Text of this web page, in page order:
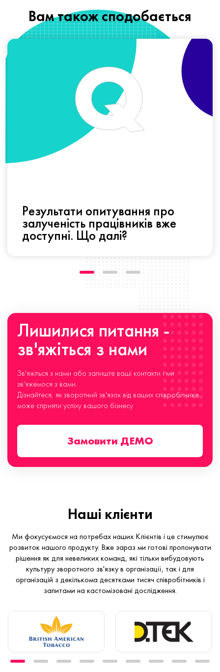
Вам також сподобається
Результати опитування про
залученість працівників вже
доступні. Що далі?
Лишилися питання -
зв'яжіться з нами
Зв'яжіться з нами або залиште ваші контакти і ми
зв'яжемося з вами.
Дізнайтеся, як зворотний зв'язок від ваших співробітників
може сприяти успіху вашого бізнесу
Замовити ДЕМО
Наші клієнти
Ми фокусуємося на потребах наших Клієнтів і це стимулює
розвиток нашого продукту. Вже зараз ми готові пропонувати
рішення як для невеликих команд, які тільки вибудовують
культуру зворотного зв'язку в організації, так і для
організацій з декількома десятками тисяч співробітників і
запитами на кастомізовані дослідження.